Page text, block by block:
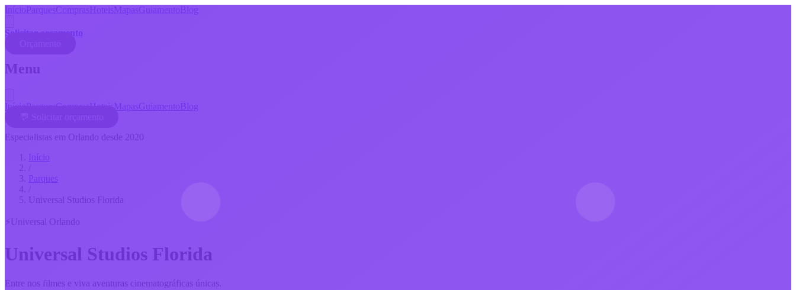
InícioParquesComprasHoteisMapasGuiamentoBlog
Solicitar orçamento
Menu
InícioParquesComprasHoteisMapasGuiamentoBlog
Especialistas em Orlando desde 2020
Início
/
Parques
/
Universal Studios Florida
⚡ Universal Orlando
Universal Studios Florida
Entre nos filmes e viva aventuras cinematográficas únicas.